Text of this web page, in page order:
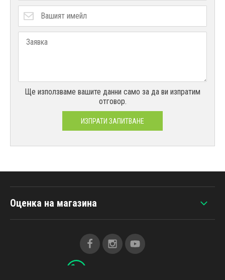
Ще използваме вашите данни само за да ви изпратим
отговор.
ИЗПРАТИ ЗАПИТВАНЕ
Оценка на магазина